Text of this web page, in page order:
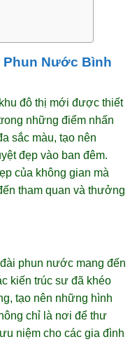
Phun Nước Bình
đô thị mới được thiết
những điểm nhấn
sắc màu, tạo nên
đẹp vào ban đêm.
của không gian mà
tham quan và thưởng
phun nước mang đến
kiến trúc sư đã khéo
tạo nên những hình
chỉ là nơi để thư
niệm cho các gia đình